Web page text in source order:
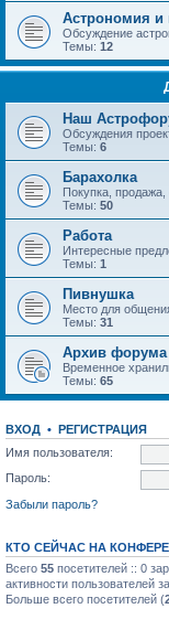
Астрономия
Обсуждение
Темы: 12
Наш
Обсуждения
Темы: 6
Барахолка
Покупка, продажа,
Темы: 50
Работа
Интересные
Темы: 1
Пивнушка
Место для
Темы: 31
Архив форума
Временное
Темы: 65
ВХОД • РЕГИСТРАЦИЯ
Имя пользователя:
Пароль:
Забыли пароль?
КТО СЕЙЧАС НА
Всего 55 посетителей :: 0
активности пользователей
Больше всего посетителей (